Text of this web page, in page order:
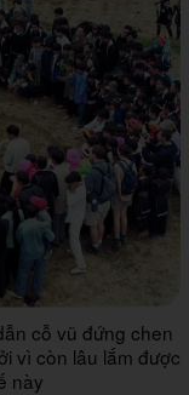
cỗ vũ đứng chen
vì còn lâu lắm được
này